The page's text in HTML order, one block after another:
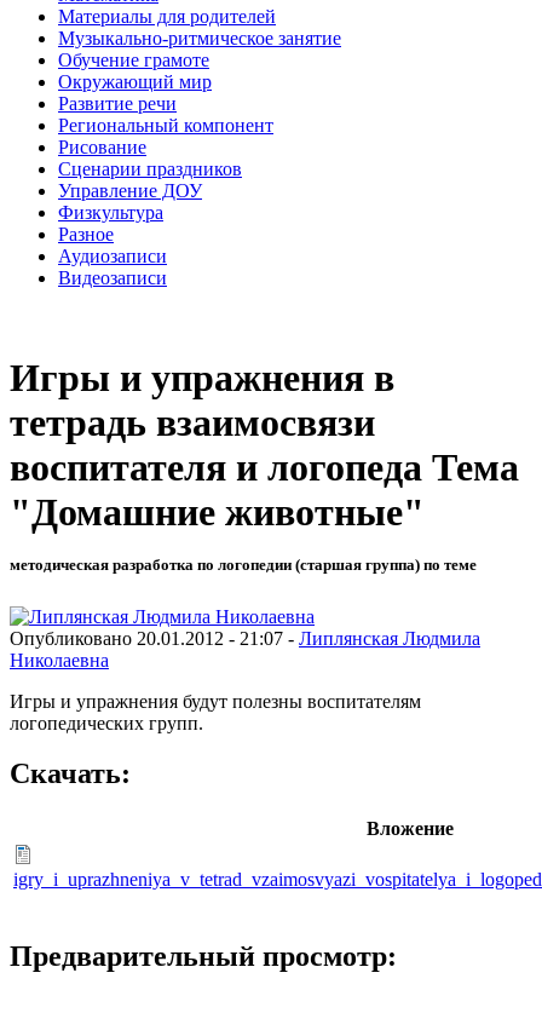
Материалы для родителей
Музыкально-ритмическое занятие
Обучение грамоте
Окружающий мир
Развитие речи
Региональный компонент
Рисование
Сценарии праздников
Управление ДОУ
Физкультура
Разное
Аудиозаписи
Видеозаписи
Игры и упражнения в
тетрадь взаимосвязи
воспитателя и логопеда Тема
"Домашние животные"
методическая разработка по логопедии (старшая группа) по теме
Опубликовано 20.01.2012 - 21:07 - Липлянская Людмила
Николаевна
Игры и упражнения будут полезны воспитателям
логопедических групп.
Скачать:
Вложение
Предварительный просмотр: